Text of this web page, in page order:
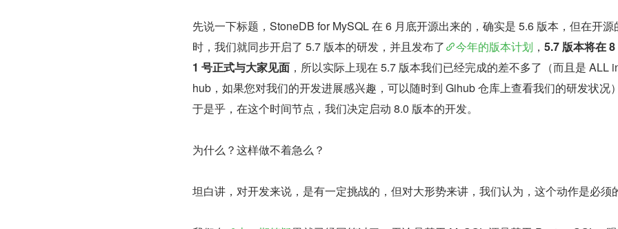
先说一下标题，StoneDB for MySQL 在 6 月底开源出来的，确实是 5.6 版本，但在开源
时，我们就同步开启了 5.7 版本的研发，并且发布了
今年的版本计划 ， 5.7 版本将在
1 号正式与大家见面 ，所以实际上现在 5.7 版本我们已经完成的差不多了（而且是 ALL
hub，如果您对我们的开发进展感兴趣，可以随时到 Gihub 仓库上查看我们的研发状况
于是乎，在这个时间节点，我们决定启动 8.0 版本的开发。
为什么？这样做不着急么？
坦白讲，对开发来说，是有一定挑战的，但对大形势来讲，我们认为，这个动作是必须